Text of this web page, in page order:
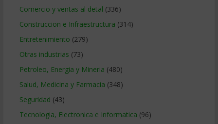
Comercio y ventas al detal (336)
Construccion e Infraestructura (314)
Entretenimiento (279)
Otras industrias (73)
Petroleo, Energia y Mineria (480)
Salud, Medicina y Farmacia (348)
Seguridad (43)
Tecnologia, Electronica e Informatica (96)